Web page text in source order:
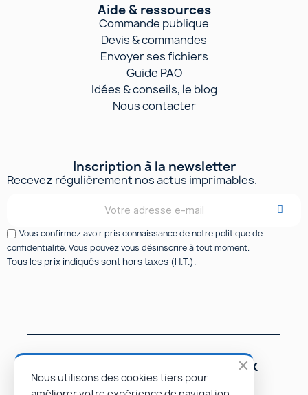
Aide & ressources
Commande publique
Devis & commandes
Envoyer ses fichiers
Guide PAO
Idées & conseils, le blog
Nous contacter
Inscription à la newsletter
Recevez régulièrement nos actus imprimables.
Vous confirmez avoir pris connaissance de notre politique de
confidentialité. Vous pouvez vous désinscrire à tout moment.
Tous les prix indiqués sont hors taxes (H.T.).
Suivez-nous sur les réseaux
sociaux
Nous utilisons des cookies tiers pour